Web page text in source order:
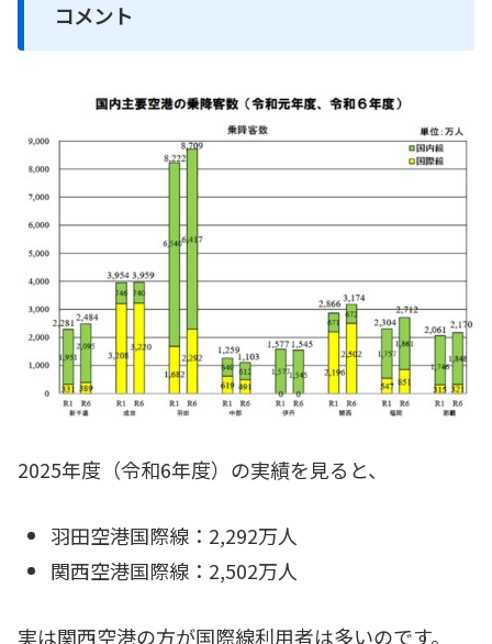
コメント
2025年度（令和6年度）の実績を見ると、
羽田空港国際線：2,292万人
関西空港国際線：2,502万人
実は関西空港の方が国際線利用者は多いのです。